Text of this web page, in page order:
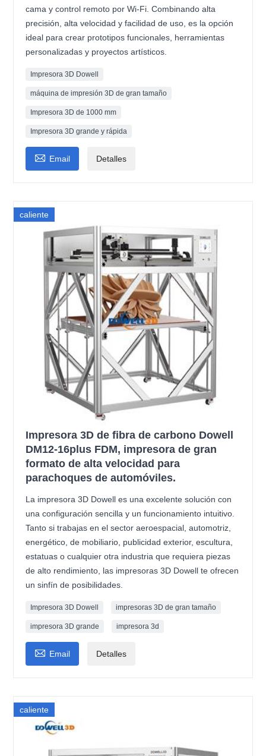
cama y control remoto por Wi-Fi. Combinando alta
precisión, alta velocidad y facilidad de uso, es la opción
ideal para crear prototipos funcionales, herramientas
personalizadas y proyectos artísticos.
Impresora 3D Dowell
máquina de impresión 3D de gran tamaño
Impresora 3D de 1000 mm
Impresora 3D grande y rápida
 Email Detalles
caliente
Impresora 3D de fibra de carbono Dowell
DM12-16plus FDM, impresora de gran
formato de alta velocidad para
parachoques de automóviles.
La impresora 3D Dowell es una excelente solución con
una configuración sencilla y un funcionamiento intuitivo.
Tanto si trabajas en el sector aeroespacial, automotriz,
energético, de mobiliario, publicidad exterior, escultura,
estatuas o cualquier otra industria que requiera piezas
de alto rendimiento, las impresoras 3D Dowell te ofrecen
un sinfín de posibilidades.
Impresora 3D Dowell impresoras 3D de gran tamaño
impresora 3D grande impresora 3d
 Email Detalles
caliente